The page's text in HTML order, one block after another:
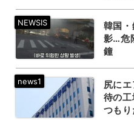
韓国
影…危
鐘
尻に
待の
つもり